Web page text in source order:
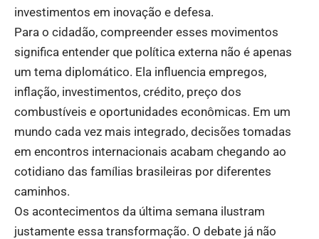
investimentos em inovação e defesa.
Para o cidadão, compreender esses movimentos
significa entender que política externa não é apenas
um tema diplomático. Ela influencia empregos,
inflação, investimentos, crédito, preço dos
combustíveis e oportunidades econômicas. Em um
mundo cada vez mais integrado, decisões tomadas
em encontros internacionais acabam chegando ao
cotidiano das famílias brasileiras por diferentes
caminhos.
Os acontecimentos da última semana ilustram
justamente essa transformação. O debate já não